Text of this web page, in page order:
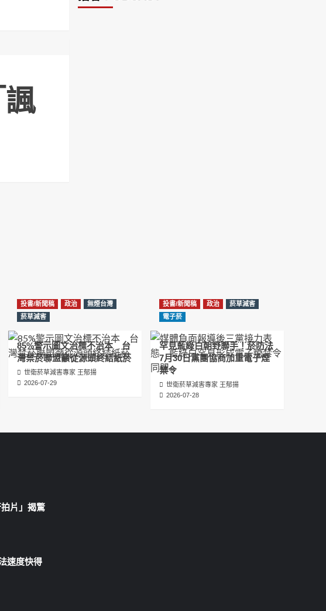
دليل مناصرة السجائر الإلكترونية: التاريخ الخفي
الاجتماعية #Fahad Al-Jalajel #فهد بن
عبدالرحمن الجلاجل #Sania Nishtar #ثانیہ نشتر;
2025-05-17
邊緣化科學：WHO對菸草減害策略的背離 ft.世
Information
投書/新聞稿 政治
無煙台灣
菸草減害
85%警示圖文治標不治本 台
灣禁菸聯盟籲從源頭終結紙菸
世衛菸草減害專家 王郁揚
2026-07-29
投書/新聞稿 政治
菸草減害
電子菸
罕見藍綠白朝野聯手！菸防法
7月30日黨團協商加重電子煙
禁令
世衛菸草減害專家 王郁揚
2026-07-28
片」揭驚
速度快得